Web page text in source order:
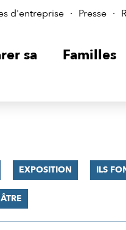
d'entreprise Presse
sa
Familles
EXPOSITION ILS